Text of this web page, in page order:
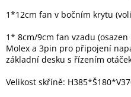
1*12cm fan v bočním krytu
1* 8cm/9cm fan vzadu
Molex a 3pin pro připojení
základní desku s řízením
Velikost skříně: